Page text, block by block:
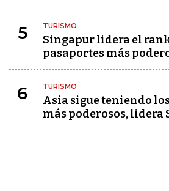
5 TURISMO
Singapur lidera el
pasaportes más
6 TURISMO
Asia sigue teniendo
más poderosos, lidera